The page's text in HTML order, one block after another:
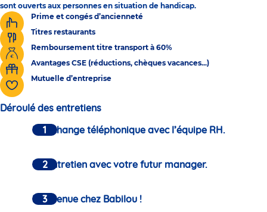
sont ouverts aux personnes en situation de handicap.
Prime et congés d’ancienneté
Titres restaurants
Remboursement titre transport à 60%
Avantages CSE (réductions, chèques vacances...)
Mutuelle d’entreprise
Déroulé des entretiens
Un échange téléphonique avec l’équipe RH.
Un entretien avec votre futur manager.
Bienvenue chez Babilou !